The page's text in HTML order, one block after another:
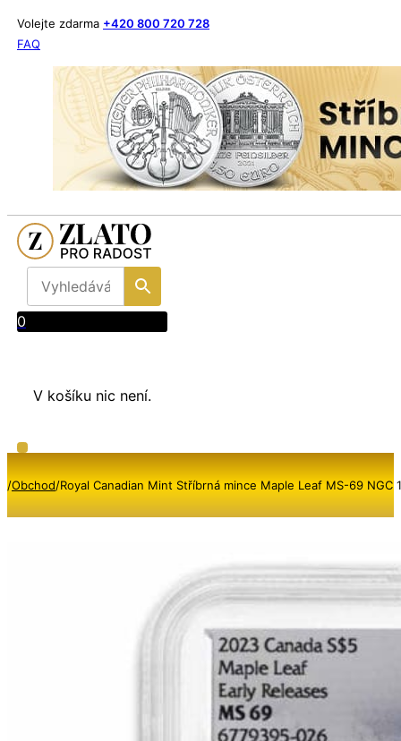
Volejte zdarma +420 800 720 728
FAQ
0
V košíku nic není.
/Obchod/Royal Canadian Mint Stříbrná mince Maple Leaf MS-69 NGC